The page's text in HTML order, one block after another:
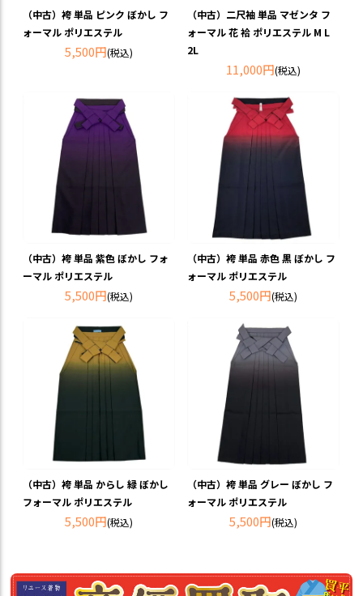
（中古）袴 単品 ピンク ぼかし フ
ォーマル ポリエステル
5,500円(税込)
（中古）二尺袖 単品 マゼンタ フ
ォーマル 花 袷 ポリエステル M L
2L
11,000円(税込)
（中古）袴 単品 紫色 ぼかし フォ
ーマル ポリエステル
5,500円(税込)
（中古）袴 単品 赤色 黒 ぼかし フ
ォーマル ポリエステル
5,500円(税込)
（中古）袴 単品 からし 緑 ぼかし
フォーマル ポリエステル
5,500円(税込)
（中古）袴 単品 グレー ぼかし フ
ォーマル ポリエステル
5,500円(税込)